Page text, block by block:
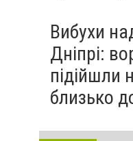
Вибухи
Дніпрі:
підійшли
близько